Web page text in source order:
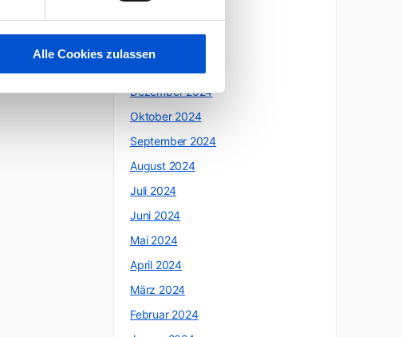
Alle Cookies zulassen
März 2025
Dezember 2024
Oktober 2024
September 2024
August 2024
Juli 2024
Juni 2024
Mai 2024
April 2024
März 2024
Februar 2024